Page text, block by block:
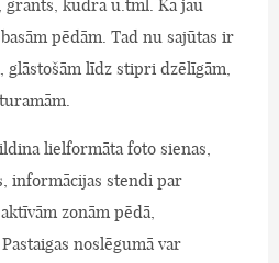
grants, kūdra u.tml. Kā jau
pēdām. Tad nu sajūtas ir
glāstošām līdz stipri dzēlīgām,
lielformāta foto sienas,
informācijas stendi par
zonām pēdā,
noslēgumā var